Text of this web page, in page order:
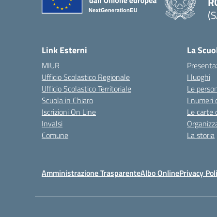
Link Esterni
MIUR
Ufficio Scolastico Regionale
Ufficio Scolastico Territoriale
Scuola in Chiaro
Iscrizioni On Line
Invalsi
Comune
La
I luoghi
Le
I numeri
Le carte
La storia
Amministrazione TrasparenteAlbo OnlinePrivacy